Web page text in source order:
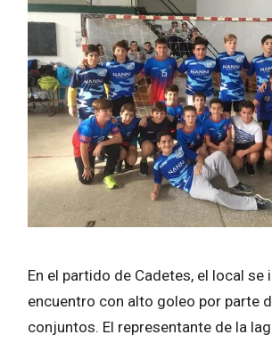
En el partido de Cadetes, el local se
encuentro con alto goleo por parte
conjuntos. El representante de la